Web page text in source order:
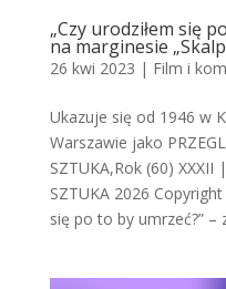
„Czy urodziłem się
na marginesie
26 kwi 2023 | Film i
Ukazuje się od 1946 w
Warszawie jako
SZTUKA,Rok (60)
SZTUKA 2026
się po to by umrzeć?” –